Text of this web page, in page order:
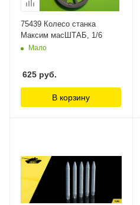
75439 Колесо станка
Максим масШТАБ, 1/6
Мало
625 руб.
В корзину